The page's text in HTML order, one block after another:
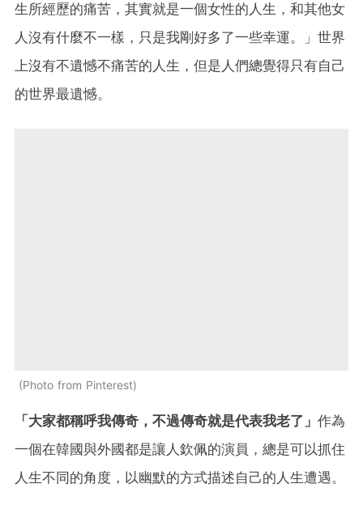
生所經歷的痛苦，其實就是一個女性的人生，和其他女
人沒有什麼不一樣，只是我剛好多了一些幸運。」世界
上沒有不遺憾不痛苦的人生，但是人們總覺得只有自己
的世界最遺憾。
Photo from Pinterest
「大家都稱呼我傳奇，不過傳奇就是代表我老了」 作為
一個在韓國與外國都是讓人欽佩的演員，總是可以抓住
人生不同的角度，以幽默的方式描述自己的人生遭遇。